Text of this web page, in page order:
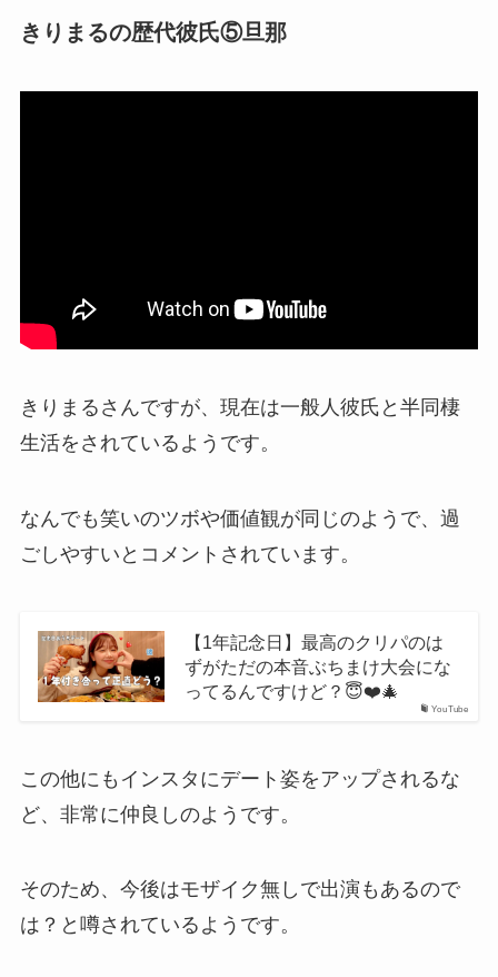
きりまるの歴代彼氏⑤旦那
きりまるさんですが、現在は一般人彼氏と半同棲
生活をされているようです。
なんでも笑いのツボや価値観が同じのようで、過
ごしやすいとコメントされています。
YouTube
【1年記念日】最高のクリパのは
ずがただの本音ぶちまけ大会にな
ってるんですけど？😇❤️🎄
この他にもインスタにデート姿をアップされるな
ど、非常に仲良しのようです。
そのため、今後はモザイク無しで出演もあるので
は？と噂されているようです。